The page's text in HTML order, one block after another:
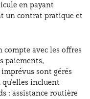
0139280852
en payant
un contrat pratique et
compte avec les offres
paiements,
sont gérés
qu'elles incluent
: assistance routière